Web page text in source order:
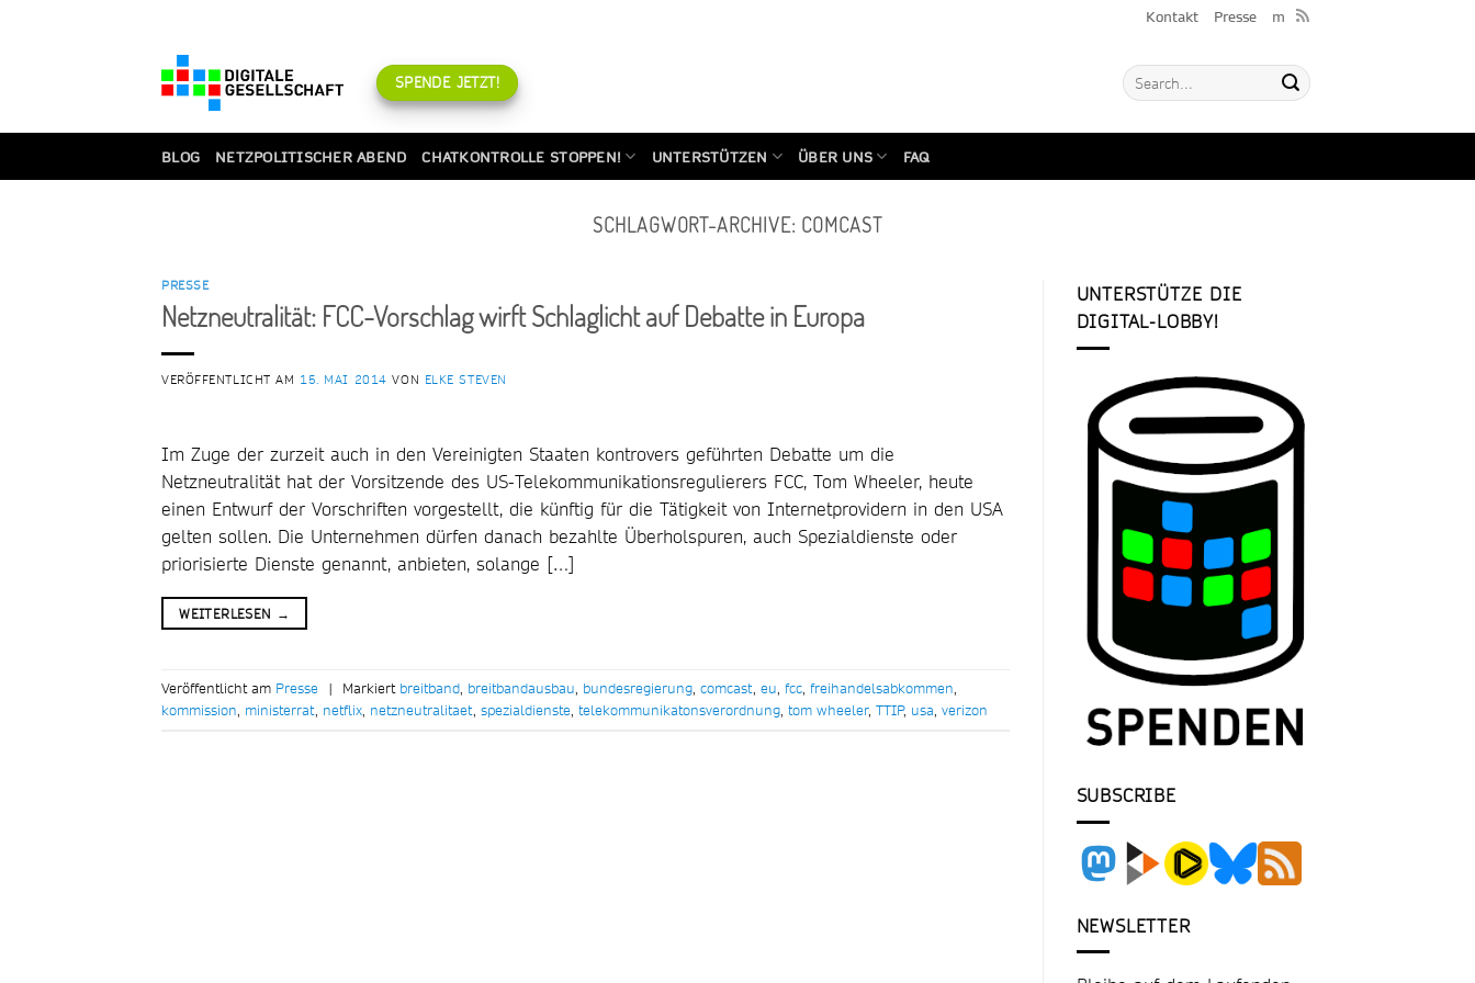
Kontakt Presse m
SPENDE JETZT!
BLOG NETZPOLITISCHER ABEND CHATKONTROLLE STOPPEN! UNTERSTÜTZEN ÜBER UNS FAQ
SCHLAGWORT-ARCHIVE: COMCAST
PRESSE
Netzneutralität: FCC-Vorschlag wirft Schlaglicht auf Debatte in Europa
VERÖFFENTLICHT AM 15. MAI 2014 VON ELKE STEVEN
Im Zuge der zurzeit auch in den Vereinigten Staaten kontrovers geführten Debatte um die
Netzneutralität hat der Vorsitzende des US-Telekommunikationsregulierers FCC, Tom Wheeler, heute
einen Entwurf der Vorschriften vorgestellt, die künftig für die Tätigkeit von Internetprovidern in den USA
gelten sollen. Die Unternehmen dürfen danach bezahlte Überholspuren, auch Spezialdienste oder
priorisierte Dienste genannt, anbieten, solange […]
WEITERLESEN →
Veröffentlicht am Presse | Markiert breitband, breitbandausbau, bundesregierung, comcast, eu, fcc, freihandelsabkommen,
kommission, ministerrat, netflix, netzneutralitaet, spezialdienste, telekommunikatonsverordnung, tom wheeler, TTIP, usa, verizon
UNTERSTÜTZE DIE
DIGITAL-LOBBY!
SUBSCRIBE
NEWSLETTER